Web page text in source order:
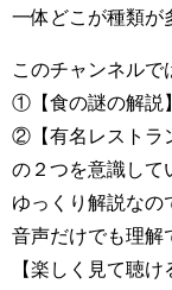
一体どこが種類が
このチャンネルで
①【食の謎の解説】
②【有名レストラ
の２つを意識して
ゆっくり解説なの
音声だけでも理解
【楽しく見て聴け